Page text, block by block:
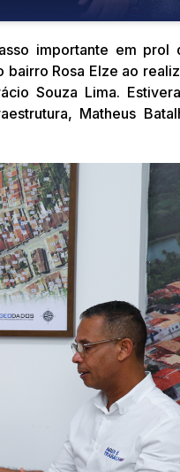
importante em prol
Rosa Elze ao
Souza Lima.
Matheus